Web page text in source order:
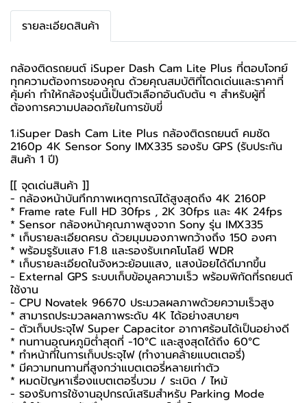
รายละเอียดสินค้า
กล้องติดรถยนต์ iSuper Dash Cam Lite Plus ที่ตอบโจทย์
ทุกความต้องการของคุณ ด้วยคุณสมบัติที่โดดเด่นและราคาที่
คุ้มค่า ทำให้กล้องรุ่นนี้เป็นตัวเลือกอันดับต้น ๆ สำหรับผู้ที่
ต้องการความปลอดภัยในการขับขี่
1.iSuper Dash Cam Lite Plus กล้องติดรถยนต์ คมชัด
2160p 4K Sensor Sony IMX335 รองรับ GPS (รับประกัน
สินค้า 1 ปี)
[[ จุดเด่นสินค้า ]]
- กล้องหน้าบันทึกภาพเหตุการณ์ได้สูงสุดถึง 4K 2160P
* Frame rate Full HD 30fps , 2K 30fps และ 4K 24fps
* Sensor กล้องหน้าคุณภาพสูงจาก Sony รุ่น IMX335
* เก็บรายละเอียดครบ ด้วยมุมมองภาพกว้างถึง 150 องศา
* พร้อมรูรับแสง F1.8 และรองรับเทคโนโลยี WDR
* เก็บรายละเอียดในจังหวะย้อนแสง, แสงน้อยได้ดีมากขึ้น
- External GPS ระบบเก็บข้อมูลความเร็ว พร้อมพิกัดที่รถยนต์
ใช้งาน
- CPU Novatek 96670 ประมวลผลภาพด้วยความเร็วสูง
* สามารถประมวลผลภาพระดับ 4K ได้อย่างสบายๆ
- ตัวเก็บประจุไฟ Super Capacitor อากาศร้อนได้เป็นอย่างดี
* ทนทานอุณหภูมิต่ำสุดที่ -10°C และสูงสุดได้ถึง 60°C
* ทำหน้าที่ในการเก็บประจุไฟ (ทำงานคล้ายแบตเตอรี่)
* มีความทนทานที่สูงกว่าแบตเตอรี่หลายเท่าตัว
* หมดปัญหาเรื่องแบตเตอรี่บวม / ระเบิด / ไหม้
- รองรับการใช้งานอุปกรณ์เสริมสำหรับ Parking Mode